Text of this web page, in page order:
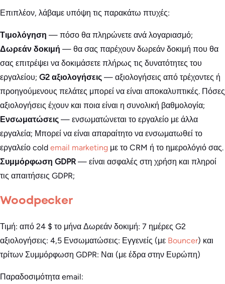
Επιπλέον, λάβαμε υπόψη τις παρακάτω πτυχές:
Τιμολόγηση — πόσο θα πληρώνετε ανά λογαριασμό;
Δωρεάν δοκιμή — θα σας παρέχουν δωρεάν δοκιμή που θα
σας επιτρέψει να δοκιμάσετε πλήρως τις δυνατότητες του
εργαλείου; G2 αξιολογήσεις — αξιολογήσεις από τρέχοντες ή
προηγούμενους πελάτες μπορεί να είναι αποκαλυπτικές. Πόσες
αξιολογήσεις έχουν και ποια είναι η συνολική βαθμολογία;
Ενσωματώσεις — ενσωματώνεται το εργαλείο με άλλα
εργαλεία; Μπορεί να είναι απαραίτητο να ενσωματωθεί το
εργαλείο cold email marketing με το CRM ή το ημερολόγιό σας.
Συμμόρφωση GDPR — είναι ασφαλές στη χρήση και πληροί
τις απαιτήσεις GDPR;
Woodpecker
Τιμή: από 24 $ το μήνα Δωρεάν δοκιμή: 7 ημέρες G2
αξιολογήσεις: 4,5 Ενσωματώσεις: Εγγενείς (με Bouncer) και
τρίτων Συμμόρφωση GDPR: Ναι (με έδρα στην Ευρώπη)
Παραδοσιμότητα email: